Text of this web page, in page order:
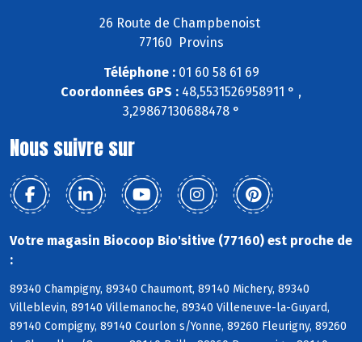
26 Route de Champbenoist
77160 Provins
Téléphone :01 60 58 61 69
Coordonnées GPS : 48,5531526958911 ° ,
3,29867130688478 °
Nous suivre sur
Votre magasin Biocoop Bio'sitive (77160) est proche de
:
89340 Champigny, 89340 Chaumont, 89140 Michery, 89340
Villeblevin, 89140 Villemanoche, 89340 Villeneuve-la-Guyard,
89140 Compigny, 89140 Courlon s/Yonne, 89260 Fleurigny, 89260